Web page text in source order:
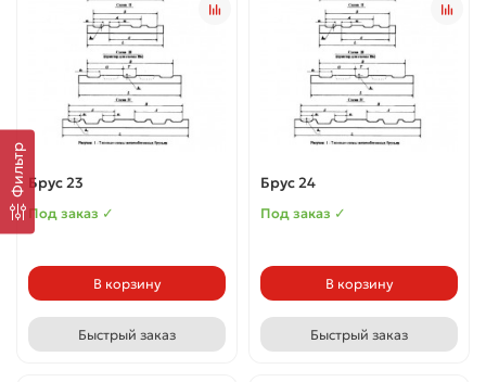
Фильтр Брус 23
Под заказ ✓
В корзину
Быстрый заказ
Брус 24
Под заказ ✓
В корзину
Быстрый заказ